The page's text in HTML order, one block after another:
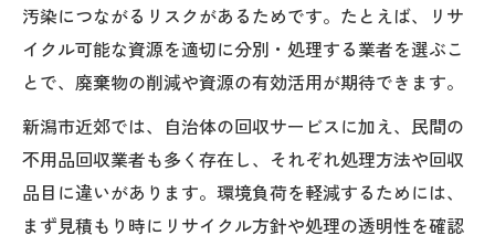
汚染につながるリスクがあるためです。たとえば、リサ
イクル可能な資源を適切に分別・処理する業者を選ぶこ
とで、廃棄物の削減や資源の有効活用が期待できます。
新潟市近郊では、自治体の回収サービスに加え、民間の
不用品回収業者も多く存在し、それぞれ処理方法や回収
品目に違いがあります。環境負荷を軽減するためには、
まず見積もり時にリサイクル方針や処理の透明性を確認